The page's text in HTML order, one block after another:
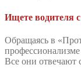
Ищете водителя
Обращаясь в
Все они отвечают